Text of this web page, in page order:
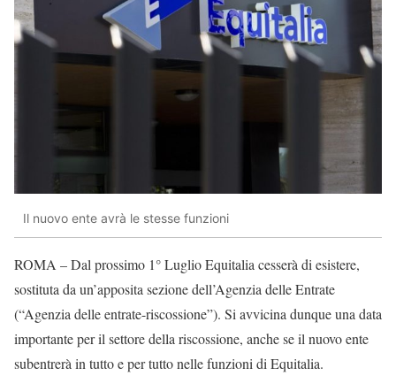
Il nuovo ente avrà le stesse funzioni
ROMA – Dal prossimo 1° Luglio Equitalia cesserà di esistere,
sostituta da un’apposita sezione dell’Agenzia delle Entrate
(“Agenzia delle entrate-riscossione”). Si avvicina dunque una data
importante per il settore della riscossione, anche se il nuovo ente
subentrerà in tutto e per tutto nelle funzioni di Equitalia.